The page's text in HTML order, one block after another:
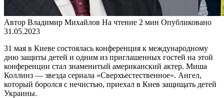
Автор Владимир Михайлов На чтение 2 мин Опубликовано
31.05.2023
31 мая в Киеве состоялась конференция к международному
дню защиты детей и одним из приглашенных гостей на этой
конференции стал знаменитый американский актер. Миша
Коллинз — звезда сериала «Сверхъестественное». Ангел,
который боролся с нечистью, приехал в Киев защищать детей
Украины.